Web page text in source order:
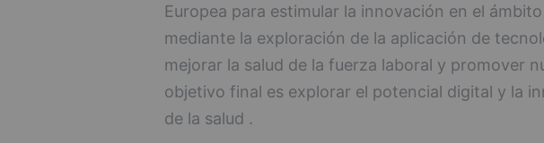
Europea para estimular la innovación en el
mediante la exploración de la aplicación de
mejorar la salud de la fuerza laboral y promover
objetivo final es explorar el potencial digital y la
de la salud .